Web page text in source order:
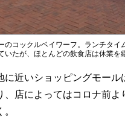
のコックルベイワーフ。ランチタ
いたが、ほとんどの飲食店は休業
近いショッピングモール
、店によってはコロナ前よ